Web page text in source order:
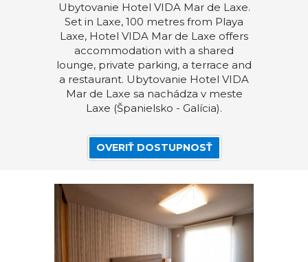
Ubytovanie Hotel VIDA Mar de Laxe.
Set in Laxe, 100 metres from Playa
Laxe, Hotel VIDA Mar de Laxe offers
accommodation with a shared
lounge, private parking, a terrace and
a restaurant. Ubytovanie Hotel VIDA
Mar de Laxe sa nachádza v meste
Laxe (Španielsko - Galícia).
OVERIŤ DOSTUPNOSŤ